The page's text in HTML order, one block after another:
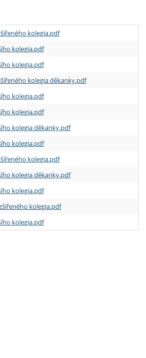
kolegia.pdf
kolegia.pdf
kolegia.pdf
kolegia děkanky.pdf
kolegia.pdf
kolegia.pdf
kolegia děkanky.pdf
kolegia.pdf
kolegia.pdf
kolegia děkanky.pdf
kolegia.pdf
kolegia.pdf
kolegia.pdf